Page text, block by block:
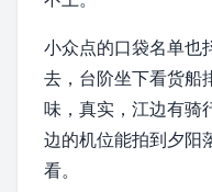
小众点的口袋名单也
去，台阶坐下看货船
味，真实，江边有骑
边的机位能拍到夕阳
看。